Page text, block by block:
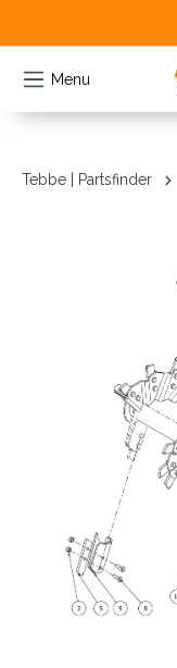
Menu
Tebbe | Partsfinder